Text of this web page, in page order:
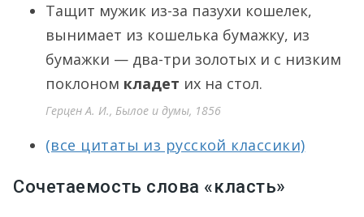
Тащит мужик из-за пазухи кошелек,
вынимает из кошелька бумажку, из
бумажки — два-три золотых и с низким
поклоном кладет их на стол.
Герцен А. И., Былое и думы, 1856
(все цитаты из русской классики)
Сочетаемость слова «класть»